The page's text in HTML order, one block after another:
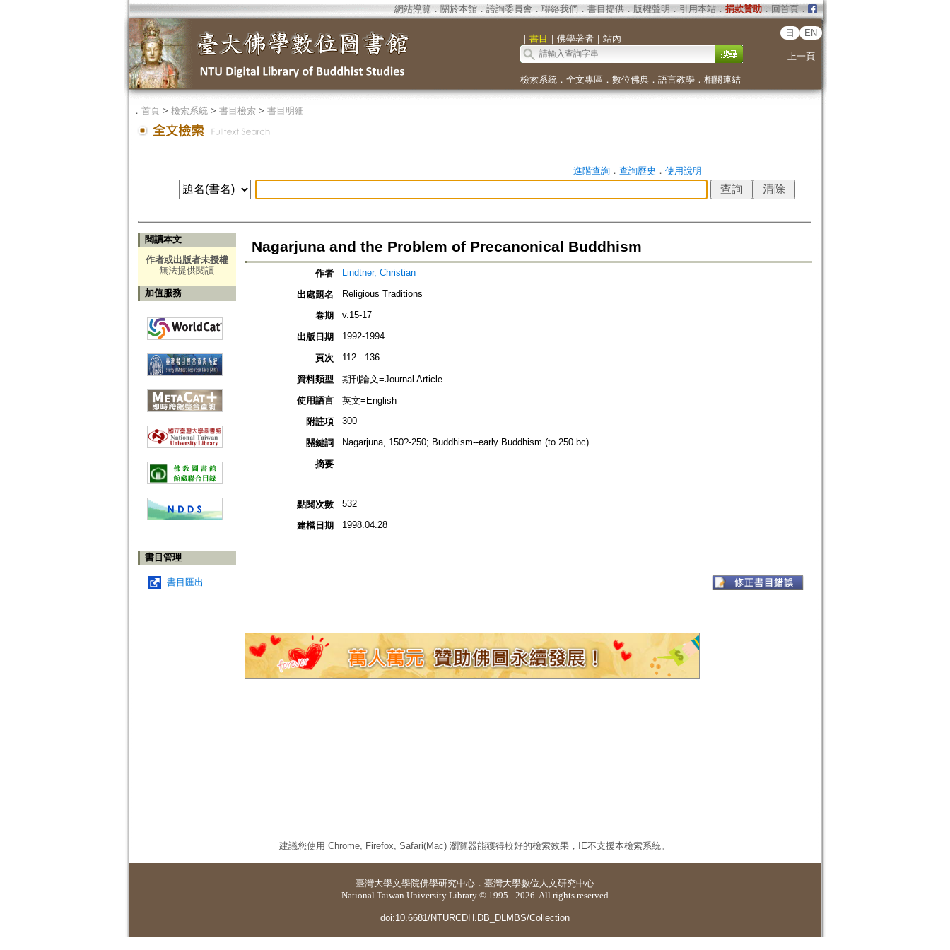
網站導覽 ． 關於本館． 諮詢委員會． 聯絡我們 ． 書目提供． 版權聲明 ． 引用本站． 捐款贊助．回首頁．
｜ 書目 ｜ 佛學著者｜ 站內 ｜
日 EN
上一頁
檢索系統． 全文專區 ． 數位佛典． 語言教學． 相關連結
． 首頁> 檢索系統> 書目檢索> 書目明細
進階查詢． 查詢歷史 ． 使用說明
閱讀本文
作者或出版者未授權
無法提供閱讀
加值服務
書目管理
書目匯出
Nagarjuna and the Problem of Precanonical Buddhism
作者 Lindtner, Christian
出處題名 Religious Traditions
卷期 v.15-17
出版日期 1992-1994
頁次 112 - 136
資料類型
期刊論文=Journal Article
使用語言
英文=English
附註項
300
關鍵詞 Nagarjuna, 150?-250; Buddhism--early Buddhism (to 250 bc)
摘要
點閱次數 532
建檔日期 1998.04.28
建議您使用 Chrome, Firefox, Safari(Mac) 瀏覽器能獲得較好的檢索效果，IE不支援本檢索系統。
臺灣大學文學院佛學研究中心 ． 臺灣大學數位人文研究中心
National Taiwan University Library © 1995 - 2026. All rights reserved
doi:10.6681/NTURCDH.DB_DLMBS/Collection